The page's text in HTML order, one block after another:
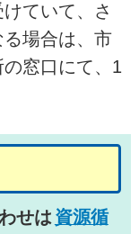
ていて、さ
場合は、市
窓口にて、1
せは 資源循